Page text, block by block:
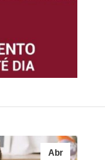
Abr